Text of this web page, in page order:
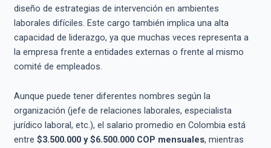
diseño de estrategias de intervención en ambientes
laborales difíciles. Este cargo también implica una alta
capacidad de liderazgo, ya que muchas veces representa a
la empresa frente a entidades externas o frente al mismo
comité de empleados.
Aunque puede tener diferentes nombres según la
organización (jefe de relaciones laborales, especialista
jurídico laboral, etc.), el salario promedio en Colombia está
entre $3.500.000 y $6.500.000 COP mensuales, mientras